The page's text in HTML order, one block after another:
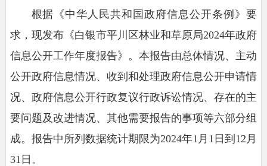
根据《中华人民共和国政府信息公开条例》要
求，现发布《白银市平川区林业和草原局2024年政府
信息公开工作年度报告》。本报告由总体情况、主动
公开政府信息情况、收到和处理政府信息公开申请情
况、政府信息公开行政复议行政诉讼情况、存在的主
要问题及改进情况、其他需要报告的事项等六部分组
成。报告中所列数据统计期限为2024年1月1日到12月
31日。